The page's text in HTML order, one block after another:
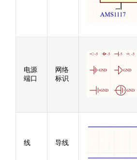
电源
端口
网络
标识
线 导线